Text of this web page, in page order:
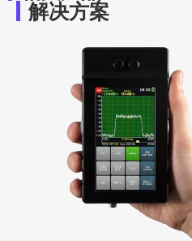
解决方案